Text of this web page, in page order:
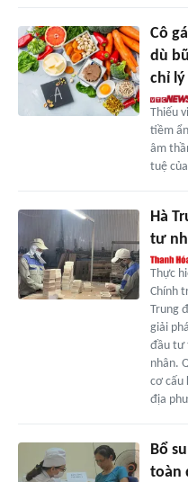
Cô
dù
chỉ
Thiếu
tiềm
âm
tuệ
Hà
tư
Thực
Chính
Trung
giải
đầu tư
nhân.
cơ cấu
địa
Bổ
toàn